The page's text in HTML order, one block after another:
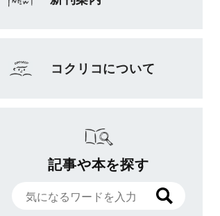
コクリコについて
記事や本を探す